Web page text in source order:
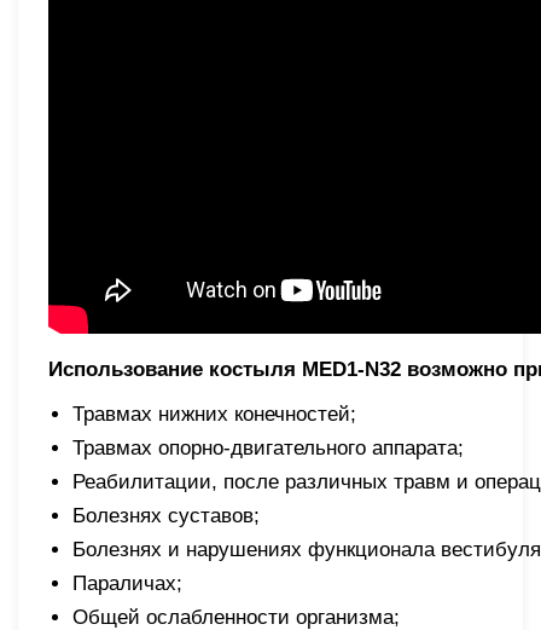
Использование костыля MED1-N32 возможно
Травмах нижних конечностей;
Травмах опорно-двигательного аппарата;
Реабилитации, после различных травм и
Болезнях суставов;
Болезнях и нарушениях функционала
Параличах;
Общей ослабленности организма;